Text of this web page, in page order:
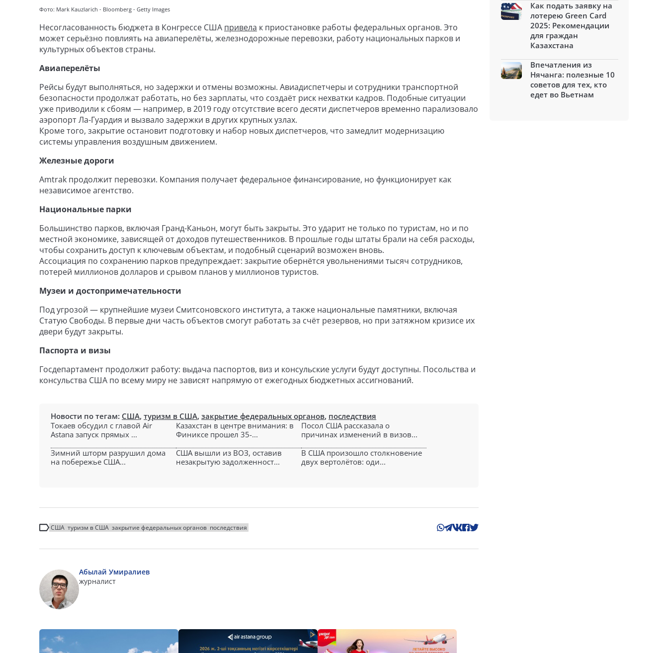
Фото: Mark Kauzlarich - Bloomberg - Getty Images
Несогласованность бюджета в Конгрессе США привела к приостановке работы федеральных органов. Это
может серьёзно повлиять на авиаперелёты, железнодорожные перевозки, работу национальных парков и
культурных объектов страны.
Авиаперелёты
Рейсы будут выполняться, но задержки и отмены возможны. Авиадиспетчеры и сотрудники транспортной
безопасности продолжат работать, но без зарплаты, что создаёт риск нехватки кадров. Подобные ситуации
уже приводили к сбоям — например, в 2019 году отсутствие всего десяти диспетчеров временно парализовало
аэропорт Ла-Гуардия и вызвало задержки в других крупных узлах.
Кроме того, закрытие остановит подготовку и набор новых диспетчеров, что замедлит модернизацию
системы управления воздушным движением.
Железные дороги
Amtrak продолжит перевозки. Компания получает федеральное финансирование, но функционирует как
независимое агентство.
Национальные парки
Большинство парков, включая Гранд-Каньон, могут быть закрыты. Это ударит не только по туристам, но и по
местной экономике, зависящей от доходов путешественников. В прошлые годы штаты брали на себя расходы,
чтобы сохранить доступ к ключевым объектам, и подобный сценарий возможен вновь.
Ассоциация по сохранению парков предупреждает: закрытие обернётся увольнениями тысяч сотрудников,
потерей миллионов долларов и срывом планов у миллионов туристов.
Музеи и достопримечательности
Под угрозой — крупнейшие музеи Смитсоновского института, а также национальные памятники, включая
Статую Свободы. В первые дни часть объектов смогут работать за счёт резервов, но при затяжном кризисе их
двери будут закрыты.
Паспорта и визы
Госдепартамент продолжит работу: выдача паспортов, виз и консульские услуги будут доступны. Посольства и
консульства США по всему миру не зависят напрямую от ежегодных бюджетных ассигнований.
Новости по тегам: США, туризм в США, закрытие федеральных органов, последствия
Токаев обсудил с главой Air
Astana запуск прямых ...
Казахстан в центре внимания: в
Финиксе прошел 35-...
Посол США рассказала о
причинах изменений в визов...
Зимний шторм разрушил дома
на побережье США...
США вышли из ВОЗ, оставив
незакрытую задолженност...
В США произошло столкновение
двух вертолётов: оди...
США туризм в США закрытие федеральных органов последствия
Абылай Умиралиев
журналист
Как подать заявку на
лотерею Green Card
2025: Рекомендации
для граждан
Казахстана
Впечатления из
Нячанга: полезные 10
советов для тех, кто
едет во Вьетнам